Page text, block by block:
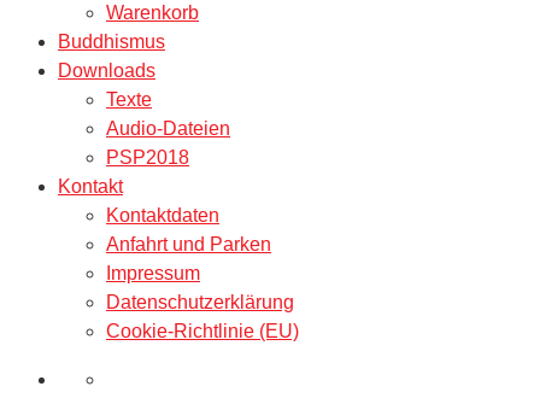
Warenkorb
Buddhismus
Downloads
Texte
Audio-Dateien
PSP2018
Kontakt
Kontaktdaten
Anfahrt und Parken
Impressum
Datenschutzerklärung
Cookie-Richtlinie (EU)